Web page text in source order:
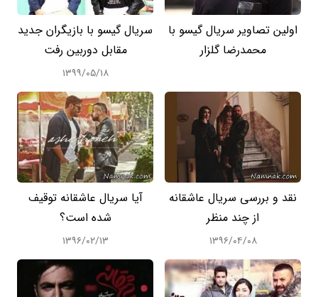
اولین تصاویر سریال گیسو با
محمدرضا گلزار
سریال گیسو با بازیگران جدید
مقابل دوربین رفت
۱۳۹۹/۰۵/۱۸
نقد و بررسی سریال عاشقانه
از چند منظر
۱۳۹۶/۰۴/۰۸
آیا سریال عاشقانه توقیف
شده است؟
۱۳۹۶/۰۲/۱۳